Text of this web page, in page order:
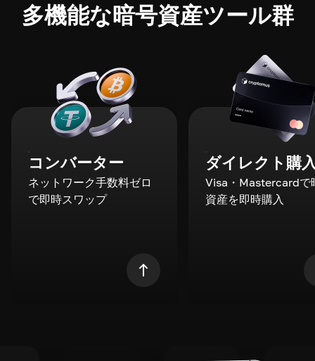
多機能な暗号資産ツール群
コンバーター
ネットワーク手数料ゼロ
で即時スワップ
ダイレクト購
Visa・Mastercardで
資産を即時購入